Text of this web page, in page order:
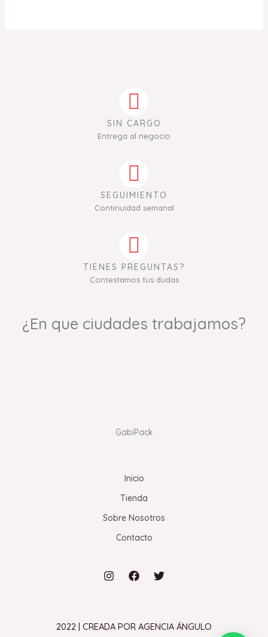
SIN CARGO
Entrega al negocio
SEGUIMIENTO
Continuidad semanal
TIENES PREGUNTAS?
Contestamos tus dudas
¿En que ciudades trabajamos?
GabiPack
Inicio
Tienda
Sobre Nosotros
Contacto
2022 | CREADA POR AGENCIA ÁNGULO